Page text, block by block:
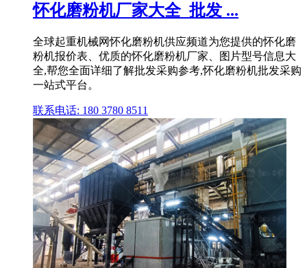
怀化磨粉机厂家大全_批发 ...
全球起重机械网怀化磨粉机供应频道为您提供的怀化磨
粉机报价表、优质的怀化磨粉机厂家、图片型号信息大
全,帮您全面详细了解批发采购参考,怀化磨粉机批发采购
一站式平台。
联系电话: 180 3780 8511